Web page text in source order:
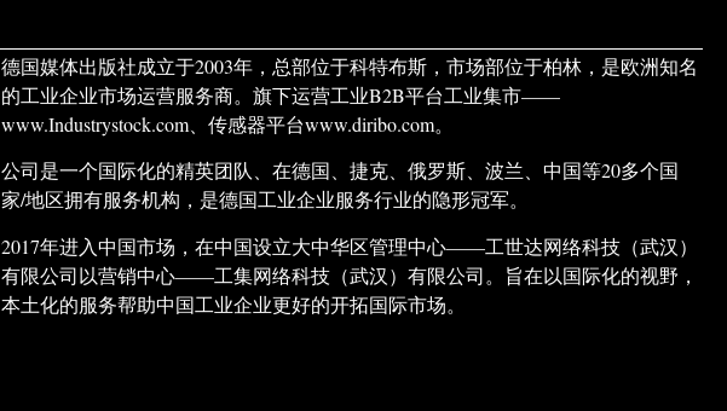
德国媒体出版社成立于2003年，总部位于科特布斯，市场部位于柏林，是欧洲知名
的工业企业市场运营服务商。旗下运营工业B2B平台工业集市——
www.Industrystock.com、传感器平台www.diribo.com。
公司是一个国际化的精英团队、在德国、捷克、俄罗斯、波兰、中国等20多个国
家/地区拥有服务机构，是德国工业企业服务行业的隐形冠军。
2017年进入中国市场，在中国设立大中华区管理中心——工世达网络科技（武汉）
有限公司以营销中心——工集网络科技（武汉）有限公司。旨在以国际化的视野，
本土化的服务帮助中国工业企业更好的开拓国际市场。